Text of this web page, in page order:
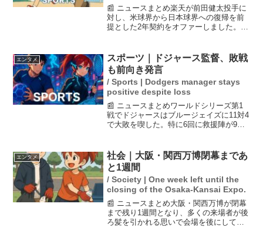
📰 ニュースまとめ楽天が前田健太投手に
対し、米球界から日本球界への復帰を前
提とした2年契約をオファーしました。契
戦に参加していますが、楽天が最有力候
補とされています。...
エンタメ
スポーツ｜ドジャース監督、敗戦
も前向き発言
/ Sports | Dodgers manager stays
positive despite loss
📰 ニュースまとめワールドシリーズ第1
戦でドジャースはブルージェイズに11対4
で大敗を喫した。特に6回に救援陣が9失
な姿勢を示し、チームが良い投球をしな
ければならないと...
エンタメ
社会｜大阪・関西万博閉幕まであ
と1週間
/ Society | One week left until the
closing of the Osaka-Kansai Expo.
📰 ニュースまとめ大阪・関西万博が閉幕
まで残り1週間となり、多くの来場者が後
ろ髪を引かれる思いで会場を後にしてい